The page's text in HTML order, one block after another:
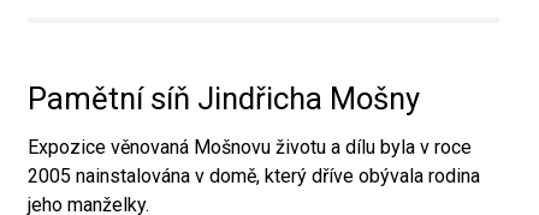
Pamětní síň Jindřicha Mošny
Expozice věnovaná Mošnovu životu a dílu byla v roce
2005 nainstalována v domě, který dříve obývala rodina
jeho manželky.